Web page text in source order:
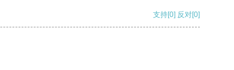
支持[0] 反对[0]